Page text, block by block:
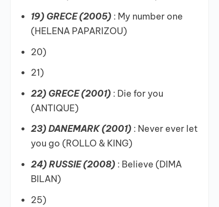
19) GRECE (2005): My number one
(HELENA PAPARIZOU)
20)
21)
22) GRECE (2001): Die for you
(ANTIQUE)
23) DANEMARK (2001) : Never ever let
you go (ROLLO & KING)
24) RUSSIE (2008): Believe (DIMA
BILAN)
25)